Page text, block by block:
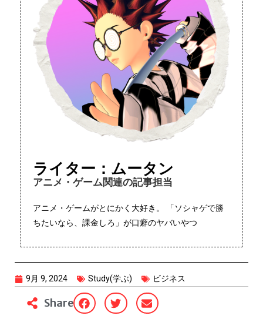
ライター：ムータン
アニメ・ゲーム関連の記事担当
アニメ・ゲームがとにかく大好き。 「ソシャゲで勝
ちたいなら、課金しろ」が口癖のヤバいやつ
9月 9, 2024 Study(学ぶ) ビジネス
Share